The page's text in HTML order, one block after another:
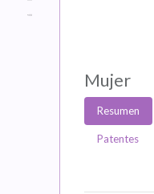
Mujer
Resumen
Patentes